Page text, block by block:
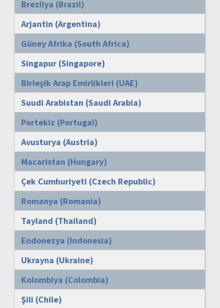
Brezilya (Brazil)
Arjantin (Argentina)
Güney Afrika (South Africa)
Singapur (Singapore)
Birleşik Arap Emirlikleri (UAE)
Suudi Arabistan (Saudi Arabia)
Portekiz (Portugal)
Avusturya (Austria)
Macaristan (Hungary)
Çek Cumhuriyeti (Czech Republic)
Romanya (Romania)
Tayland (Thailand)
Endonezya (Indonesia)
Ukrayna (Ukraine)
Kolombiya (Colombia)
Şili (Chile)